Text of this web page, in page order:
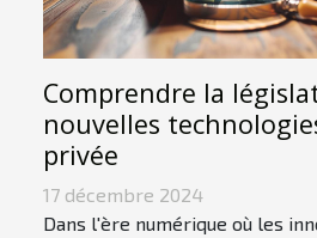
Comprendre la
nouvelles
privée
17 décembre 2024
Dans l'ère numérique où les